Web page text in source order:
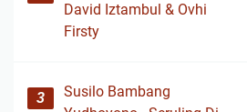
David Iztambul & Ovhi
Firsty
Susilo Bambang